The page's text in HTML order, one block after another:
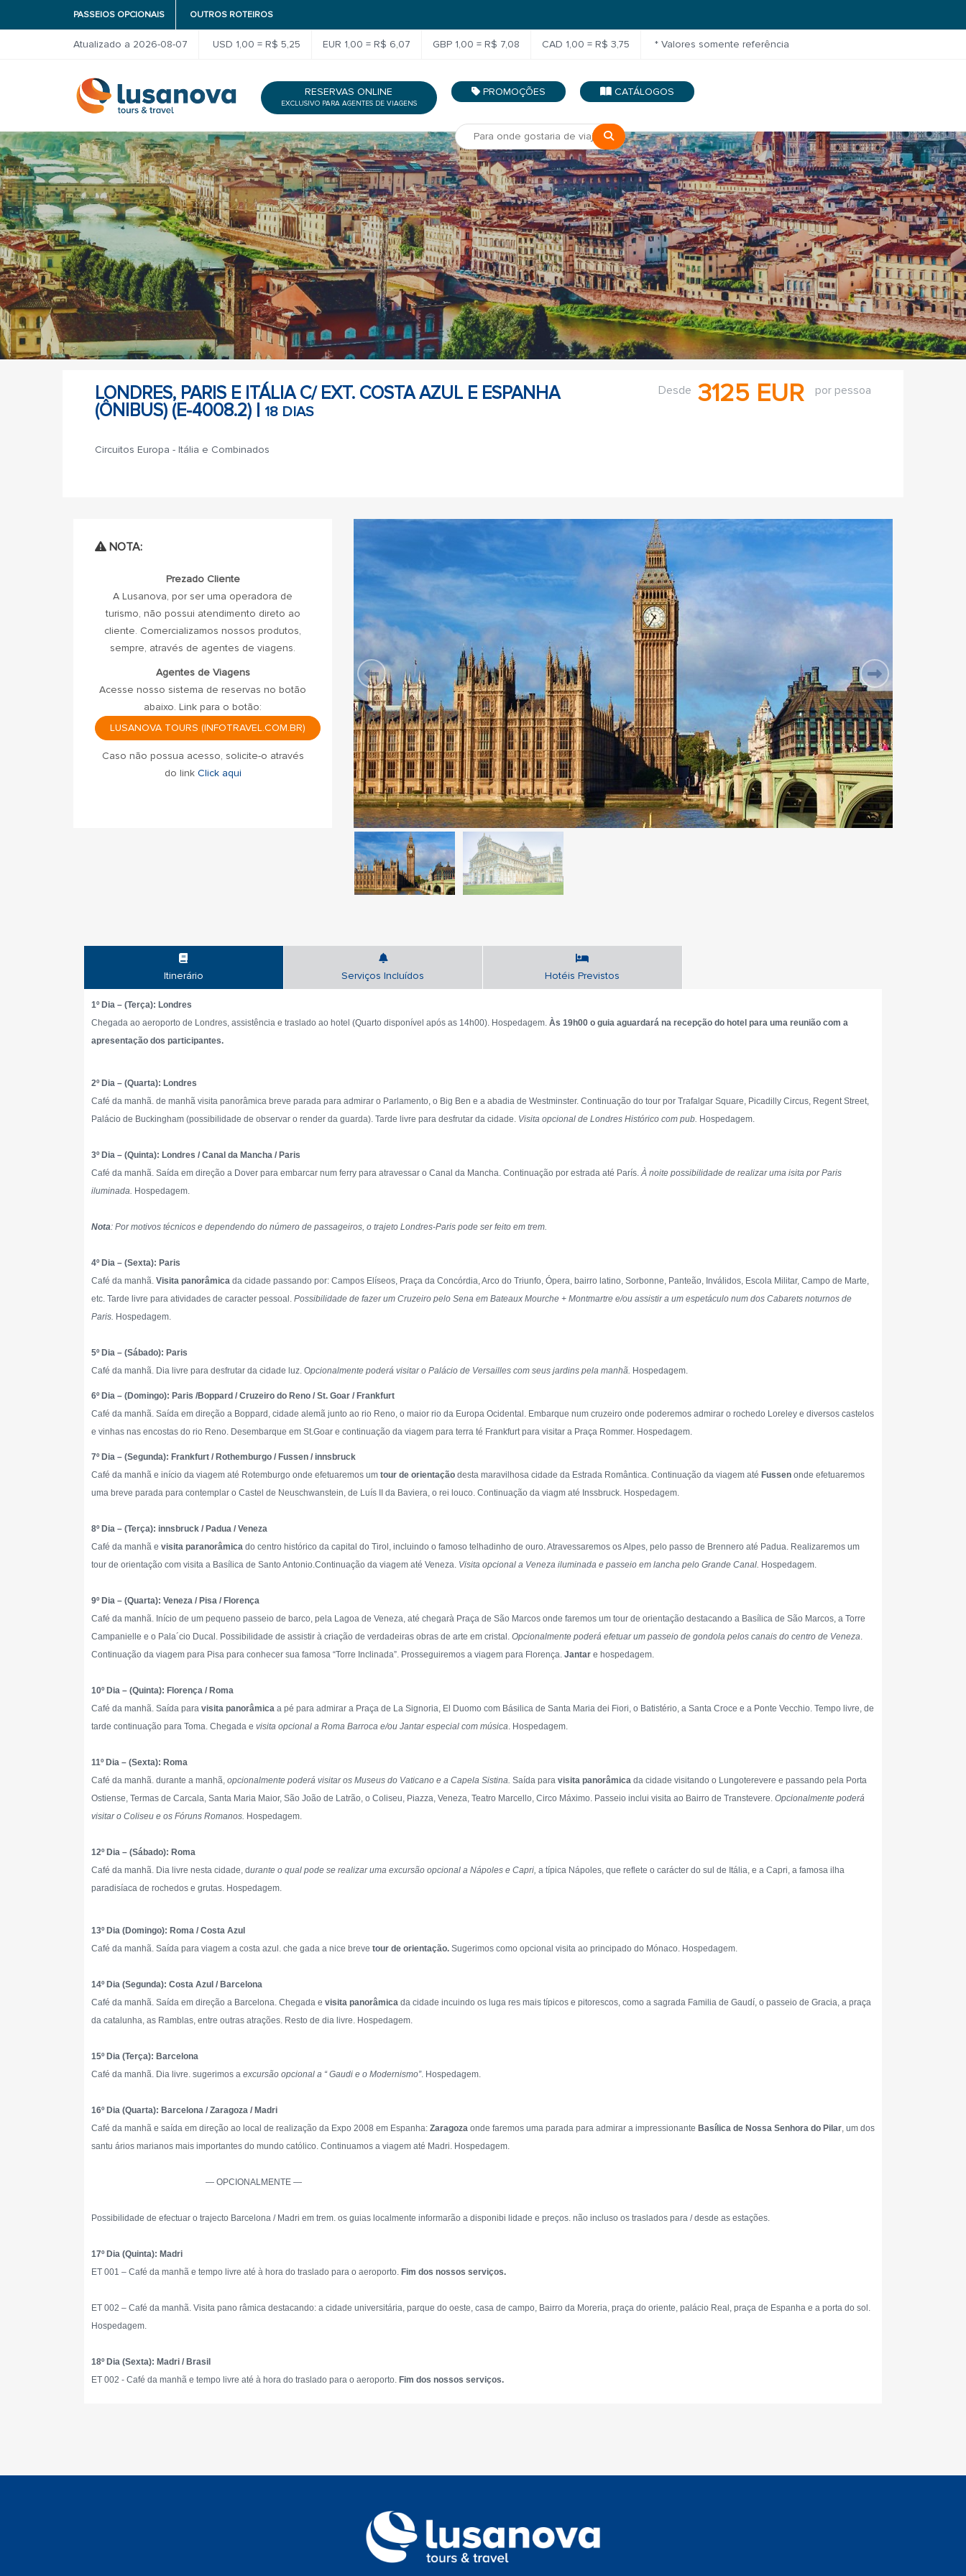
PASSEIOS OPCIONAIS OUTROS ROTEIROS
Atualizado a 2026-08-07 USD 1,00 = R$ 5,25 EUR 1,00 = R$ 6,07 GBP 1,00 = R$ 7,08 CAD 1,00 = R$ 3,75 * Valores somente referência
RESERVAS ONLINE
EXCLUSIVO PARA AGENTES DE VIAGENS
PROMOÇÕES CATÁLOGOS
LONDRES, PARIS E ITÁLIA C/ EXT. COSTA AZUL E ESPANHA
(ÔNIBUS) (E-4008.2) |
18 DIAS
Circuitos Europa - Itália e Combinados
Desde 3125 EUR por pessoa
NOTA:
Prezado Cliente
A Lusanova, por ser uma operadora de
turismo, não possui atendimento direto ao
cliente. Comercializamos nossos produtos,
sempre, através de agentes de viagens.
Agentes de Viagens
Acesse nosso sistema de reservas no botão
abaixo. Link para o botão:
LUSANOVA TOURS (INFOTRAVEL.COM.BR)
Caso não possua acesso, solicite-o através
do link Click aqui
Itinerário Serviços Incluídos Hotéis Previstos
1º Dia – (Terça): Londres
Chegada ao aeroporto de Londres, assistência e traslado ao hotel (Quarto disponível após as 14h00). Hospedagem. Às 19h00 o guia aguardará na recepção do hotel para uma reunião com a
apresentação dos participantes.
2º Dia – (Quarta): Londres
Café da manhã. de manhã visita panorâmica breve parada para admirar o Parlamento, o Big Ben e a abadia de Westminster. Continuação do tour por Trafalgar Square, Picadilly Circus, Regent Street,
Palácio de Buckingham (possibilidade de observar o render da guarda). Tarde livre para desfrutar da cidade. Visita opcional de Londres Histórico com pub. Hospedagem.
3º Dia – (Quinta): Londres / Canal da Mancha / Paris
Café da manhã. Saída em direção a Dover para embarcar num ferry para atravessar o Canal da Mancha. Continuação por estrada até París.À noite possibilidade de realizar uma isita por Paris
iluminada. Hospedagem.
Nota: Por motivos técnicos e dependendo do número de passageiros, o trajeto Londres-Paris pode ser feito em trem.
4º Dia – (Sexta): Paris
Café da manhã. Visita panorâmica da cidade passando por: Campos Elíseos, Praça da Concórdia, Arco do Triunfo, Ópera, bairro latino, Sorbonne, Panteão, Inválidos, Escola Militar, Campo de Marte,
etc. Tarde livre para atividades de caracter pessoal. Possibilidade de fazer um Cruzeiro pelo Sena em Bateaux Mourche + Montmartre e/ou assistir a um espetáculo num dos Cabarets noturnos de
Paris. Hospedagem.
5º Dia – (Sábado): Paris
Café da manhã. Dia livre para desfrutar da cidade luz. Opcionalmente poderá visitar o Palácio de Versailles com seus jardins pela manhã. Hospedagem.
6º Dia – (Domingo): Paris /Boppard / Cruzeiro do Reno / St. Goar / Frankfurt
Café da manhã. Saída em direção a Boppard, cidade alemã junto ao rio Reno, o maior rio da Europa Ocidental. Embarque num cruzeiro onde poderemos admirar o rochedo Loreley e diversos castelos
e vinhas nas encostas do rio Reno. Desembarque em St.Goar e continuação da viagem para terra té Frankfurt para visitar a Praça Rommer. Hospedagem.
7º Dia – (Segunda): Frankfurt / Rothemburgo / Fussen / innsbruck
Café da manhã e início da viagem até Rotemburgo onde efetuaremos um tour de orientação desta maravilhosa cidade da Estrada Romântica. Continuação da viagem até Fussen onde efetuaremos
uma breve parada para contemplar o Castel de Neuschwanstein, de Luís II da Baviera, o rei louco. Continuação da viagm até Inssbruck. Hospedagem.
8º Dia – (Terça): innsbruck / Padua / Veneza
Café da manhã e visita paranorâmica do centro histórico da capital do Tirol, incluindo o famoso telhadinho de ouro. Atravessaremos os Alpes, pelo passo de Brennero até Padua. Realizaremos um
tour de orientação com visita a Basílica de Santo Antonio.Continuação da viagem até Veneza. Visita opcional a Veneza iluminada e passeio em lancha pelo Grande Canal. Hospedagem.
9º Dia – (Quarta): Veneza / Pisa / Florença
Café da manhã. Início de um pequeno passeio de barco, pela Lagoa de Veneza, até chegarà Praça de São Marcos onde faremos um tour de orientação destacando a Basílica de São Marcos, a Torre
Campanielle e o Pala´cio Ducal. Possibilidade de assistir à criação de verdadeiras obras de arte em cristal. Opcionalmente poderá efetuar um passeio de gondola pelos canais do centro de Veneza.
Continuação da viagem para Pisa para conhecer sua famosa “Torre Inclinada”. Prosseguiremos a viagem para Florença. Jantar e hospedagem.
10º Dia – (Quinta): Florença / Roma
Café da manhã. Saída para visita panorâmica a pé para admirar a Praça de La Signoria, El Duomo com Básilica de Santa Maria dei Fiori, o Batistério, a Santa Croce e a Ponte Vecchio. Tempo livre, de
tarde continuação para Toma. Chegada e visita opcional a Roma Barroca e/ou Jantar especial com música. Hospedagem.
11º Dia – (Sexta): Roma
Café da manhã. durante a manhã, opcionalmente poderá visitar os Museus do Vaticano e a Capela Sistina. Saída para visita panorâmica da cidade visitando o Lungoterevere e passando pela Porta
Ostiense, Termas de Carcala, Santa Maria Maior, São João de Latrão, o Coliseu, Piazza, Veneza, Teatro Marcello, Circo Máximo. Passeio inclui visita ao Bairro de Transtevere. Opcionalmente poderá
visitar o Coliseu e os Fóruns Romanos. Hospedagem.
12º Dia – (Sábado): Roma
Café da manhã. Dia livre nesta cidade, durante o qual pode se realizar uma excursão opcional a Nápoles e Capri, a típica Nápoles, que reflete o carácter do sul de Itália, e a Capri, a famosa ilha
paradisíaca de rochedos e grutas. Hospedagem.
13º Dia (Domingo): Roma / Costa Azul
Café da manhã. Saída para viagem a costa azul. che gada a nice breve tour de orientação. Sugerimos como opcional visita ao principado do Mónaco. Hospedagem.
14º Dia (Segunda): Costa Azul / Barcelona
Café da manhã. Saída em direção a Barcelona. Chegada e visita panorâmica da cidade incuindo os luga res mais típicos e pitorescos, como a sagrada Familia de Gaudí, o passeio de Gracia, a praça
da catalunha, as Ramblas, entre outras atrações. Resto de dia livre. Hospedagem.
15º Dia (Terça): Barcelona
Café da manhã. Dia livre. sugerimos a excursão opcional a “ Gaudi e o Modernismo”. Hospedagem.
16º Dia (Quarta): Barcelona / Zaragoza / Madri
Café da manhã e saída em direção ao local de realização da Expo 2008 em Espanha: Zaragoza onde faremos uma parada para admirar a impressionante Basílica de Nossa Senhora do Pilar, um dos
santu ários marianos mais importantes do mundo católico. Continuamos a viagem até Madri. Hospedagem.
— OPCIONALMENTE —
Possibilidade de efectuar o trajecto Barcelona / Madri em trem. os guias localmente informarão a disponibi lidade e preços. não incluso os traslados para / desde as estações.
17º Dia (Quinta): Madri
ET 001 – Café da manhã e tempo livre até à hora do traslado para o aeroporto. Fim dos nossos serviços.
ET 002 – Café da manhã. Visita pano râmica destacando: a cidade universitária, parque do oeste, casa de campo, Bairro da Moreria, praça do oriente, palácio Real, praça de Espanha e a porta do sol.
Hospedagem.
18º Dia (Sexta): Madri / Brasil
ET 002 - Café da manhã e tempo livre até à hora do traslado para o aeroporto. Fim dos nossos serviços.